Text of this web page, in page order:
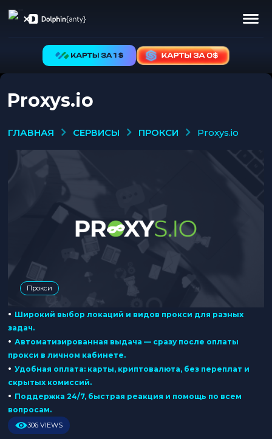
Proxys.io
ГЛАВНАЯ СЕРВИСЫ ПРОКСИ proxys.io
Прокси
• Широкий выбор локаций и видов прокси для разных
задач.
• Автоматизированная выдача — сразу после оплаты
прокси в личном кабинете.
• Удобная оплата: карты, криптовалюта, без переплат и
скрытых комиссий.
• Поддержка 24/7, быстрая реакция и помощь по всем
вопросам.
306 VIEWS